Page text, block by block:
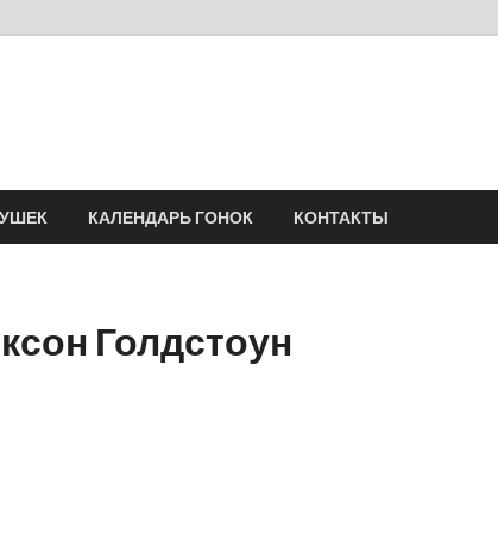
КАЛЕНДАРЬ ГОНОК КОНТАКТЫ
Голдстоун